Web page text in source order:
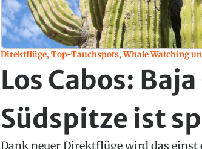
Direktflüge, Top-Tauchspots, Whale Watching
Los Cabos:
Südspitze ist
Dank neuer Direktflüge wird das einst